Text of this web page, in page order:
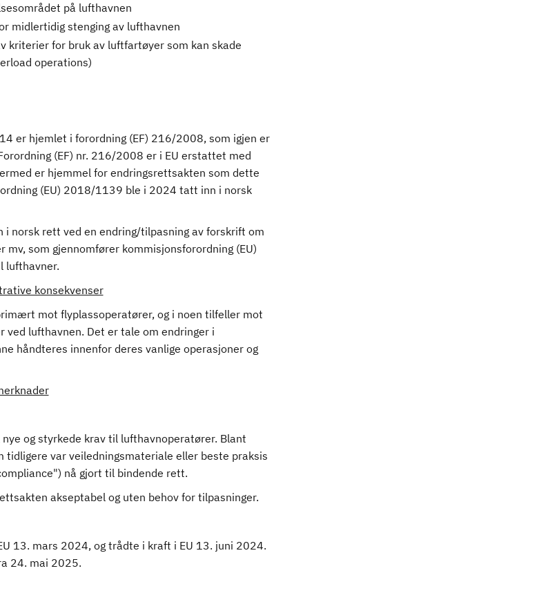
på lufthavnen
midlertidig stenging av lufthavnen
kriterier for bruk av luftfartøyer som kan skade
operations)
er hjemlet i forordning (EF) 216/2008, som igjen er
(EF) nr. 216/2008 er i EU erstattet med
er hjemmel for endringsrettsakten som dette
(EU) 2018/1139 ble i 2024 tatt inn i norsk
norsk rett ved en endring/tilpasning av forskrift om
mv, som gjennomfører kommisjonsforordning (EU)
lufthavner.
konsekvenser
mot flyplassoperatører, og i noen tilfeller mot
ved lufthavnen. Det er tale om endringer i
håndteres innenfor deres vanlige operasjoner og
og styrkede krav til lufthavnoperatører. Blant
tidligere var veiledningsmateriale eller beste praksis
nå gjort til bindende rett.
akseptabel og uten behov for tilpasninger.
13. mars 2024, og trådte i kraft i EU 13. juni 2024.
24. mai 2025.